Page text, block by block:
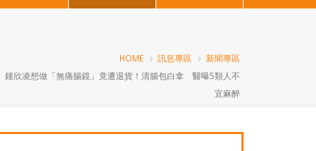
HOME 訊息專區
新聞專區
鍾欣凌想做「無痛腸鏡」竟遭退貨！清腸包白拿 醫曝5類人不
宜麻醉